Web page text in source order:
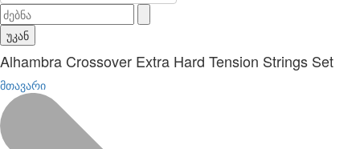
უკან
Alhambra Crossover Extra Hard Tension Strings Set
მთავარი